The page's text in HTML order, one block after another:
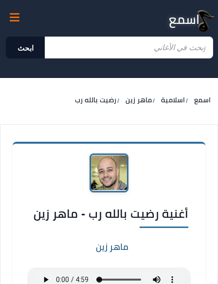
اسمع
ابحث
اسمع اسلامية ماهر زين رضيت بالله رب
أغنية رضيت بالله رب - ماهر زين
ماهر زين